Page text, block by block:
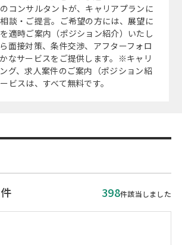
おわり
覧
コツ
ー
ミナー
コンサルタントが、キャリアプランに
談・ご提言。ご希望の方には、展望に
適時ご案内（ポジション紹介）いたし
面接対策、条件交渉、アフターフォロ
なサービスをご提供します。※キャリ
グ、求人案件のご案内（ポジション紹
ビスは、すべて無料です。
398件該当しました